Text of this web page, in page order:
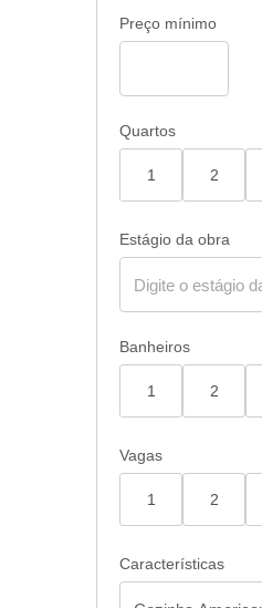
Preço mínimo
Quartos
1 2
Estágio da obra
Banheiros
1 2
Vagas
1 2
Características